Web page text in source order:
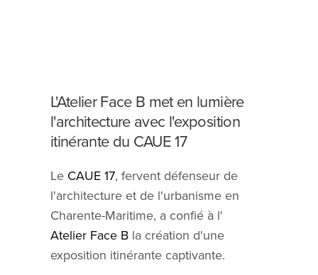
L'Atelier Face B met en lumière
l'architecture avec l'exposition
itinérante du CAUE 17
Le CAUE 17, fervent défenseur de
l'architecture et de l'urbanisme en
Charente-Maritime, a confié à l'
Atelier Face B la création d'une
exposition itinérante captivante.